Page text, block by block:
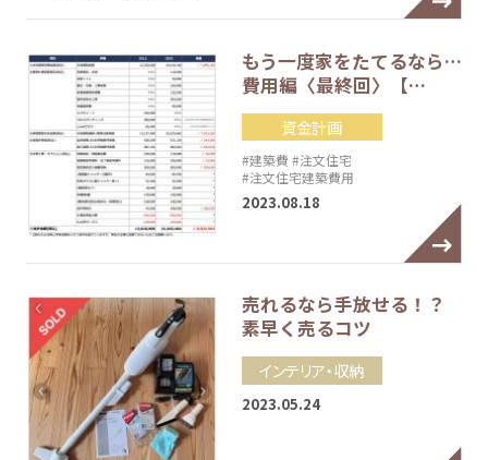
もう一度家をたてるなら…
費用編〈最終回〉【…
資金計画
#建築費 #注文住宅
#注文住宅建築費用
2023.08.18
売れるなら手放せる！？
素早く売るコツ
インテリア・収納
2023.05.24